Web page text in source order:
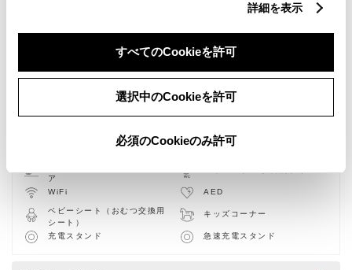
詳細を表示
すべてのCookieを許可
選択中のCookieを許可
必須のCookieのみ許可
ア
WiFi AED
ベビーシート（おむつ交換用
シート）
キッズコーナー
充電スタンド 急速充電スタンド